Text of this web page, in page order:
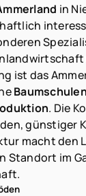
in
ist das
. Die
günstiger
macht den
Standort im